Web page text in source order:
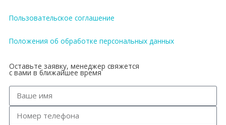
Пользовательское соглашение
Положения об обработке персональных данных
Оставьте заявку, менеджер свяжется
с вами в ближайшее время